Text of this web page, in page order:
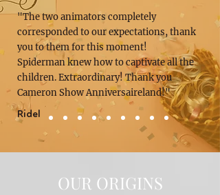
"The two animators completely
corresponded to our expectations, thank
you to them for this moment!
Spiderman knew how to captivate all the
children. Extraordinary! Thank you
Cameron Show Anniversaireland!"
Ridel
OUR ORIGINS